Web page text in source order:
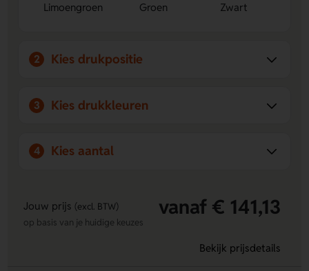
Limoengroen Groen Zwart
2 Kies drukpositie
3 Kies drukkleuren
4 Kies aantal
Jouw prijs (excl. BTW) vanaf € 141,13
op basis van je huidige keuzes
Bekijk prijsdetails